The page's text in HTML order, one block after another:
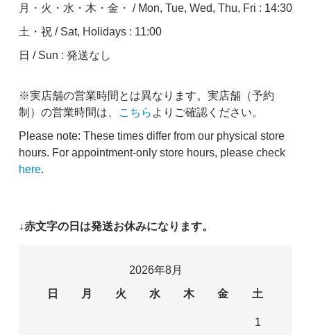
月・火・水・木・金・ / Mon, Tue, Wed, Thu, Fri : 14:30
土・祝 / Sat, Holidays : 11:00
日 / Sun : 発送なし
※実店舗の営業時間とは異なります。実店舗（予約
制）の営業時間は、
こちら よりご確認ください。
Please note: These times differ from our physical store
hours. For appointment-only store hours, please check
here.
↓赤文字の日は発送お休みになります。
2026年8月
日
月 火 水 木 金 土
1